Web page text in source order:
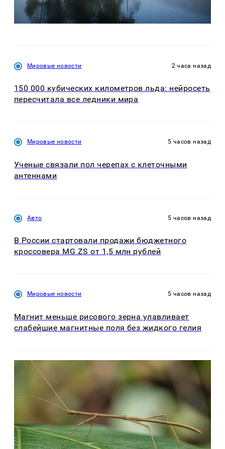
Мировые новости 2 часа назад
150 000 кубических километров льда: нейросеть
пересчитала все ледники мира
Мировые новости 5 часов назад
Ученые связали пол черепах с клеточными
антеннами
Авто 5 часов назад
В России стартовали продажи бюджетного
кроссовера MG ZS от 1,5 млн рублей
Мировые новости 5 часов назад
Магнит меньше рисового зерна улавливает
слабейшие магнитные поля без жидкого гелия